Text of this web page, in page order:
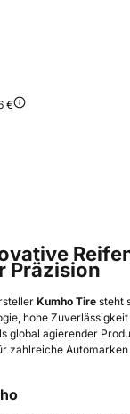
€
Präzision
Kumho Tire steht
hohe
global agierender
zahlreiche